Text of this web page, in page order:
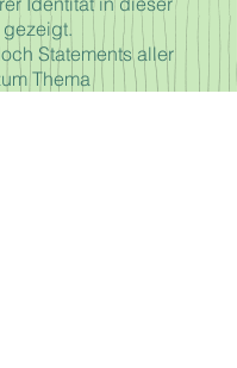
Statements aller
Thema